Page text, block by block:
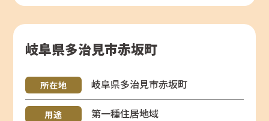
岐阜県多治見市赤坂町
所在地 岐阜県多治見市赤坂町
用途 第一種住居地域